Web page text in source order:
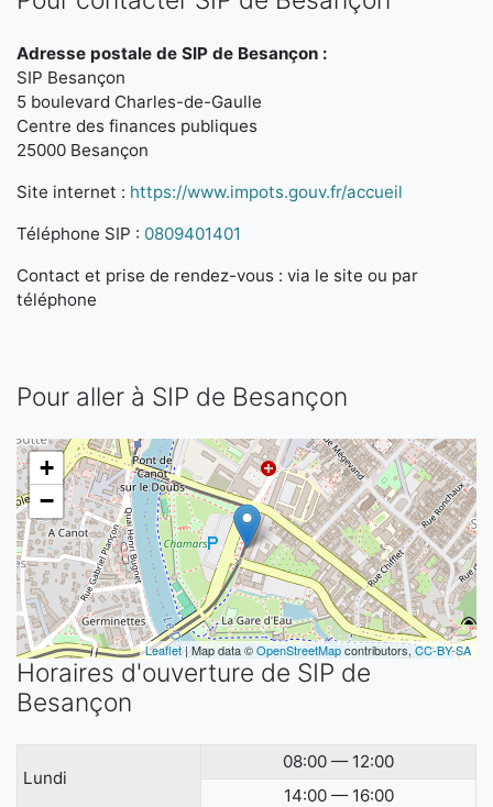
Adresse postale de SIP de Besançon :
SIP Besançon
5 boulevard Charles-de-Gaulle
Centre des finances publiques
25000 Besançon
Site internet : https://www.impots.gouv.fr/accueil
Téléphone SIP : 0809401401
Contact et prise de rendez-vous : via le site ou par
téléphone
Pour aller à SIP de Besançon
+
−
Leaflet| Map data ©OpenStreetMapcontributors,CC-BY-SA
Horaires d'ouverture de SIP de
Besançon
Lundi
08:00 — 12:00
14:00 — 16:00